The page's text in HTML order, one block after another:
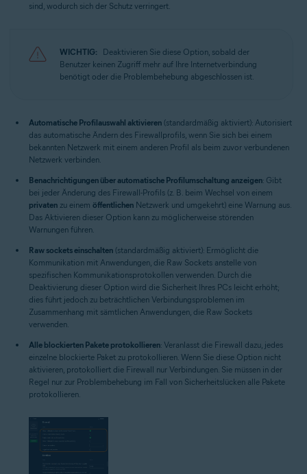
sind, wodurch sich der Schutz verringert.
WICHTIG:
Deaktivieren Sie diese Option, sobald der
Benutzer keinen Zugriff mehr auf Ihre Internetverbindung
benötigt oder die Problembehebung abgeschlossen ist.
Automatische Profilauswahl aktivieren (standardmäßig aktiviert): Autorisiert
das automatische Ändern des Firewallprofils, wenn Sie sich bei einem
bekannten Netzwerk mit einem anderen Profil als beim zuvor verbundenen
Netzwerk verbinden.
Benachrichtigungen über automatische Profilumschaltung anzeigen: Gibt
bei jeder Änderung des Firewall-Profils (z. B. beim Wechsel von einem
privaten zu einem öffentlichen Netzwerk und umgekehrt) eine Warnung aus.
Das Aktivieren dieser Option kann zu möglicherweise störenden
Warnungen führen.
Raw sockets einschalten (standardmäßig aktiviert): Ermöglicht die
Kommunikation mit Anwendungen, die Raw Sockets anstelle von
spezifischen Kommunikationsprotokollen verwenden. Durch die
Deaktivierung dieser Option wird die Sicherheit Ihres PCs leicht erhöht;
dies führt jedoch zu beträchtlichen Verbindungsproblemen im
Zusammenhang mit sämtlichen Anwendungen, die Raw Sockets
verwenden.
Alle blockierten Pakete protokollieren: Veranlasst die Firewall dazu, jedes
einzelne blockierte Paket zu protokollieren. Wenn Sie diese Option nicht
aktivieren, protokolliert die Firewall nur Verbindungen. Sie müssen in der
Regel nur zur Problembehebung im Fall von Sicherheitslücken alle Pakete
protokollieren.